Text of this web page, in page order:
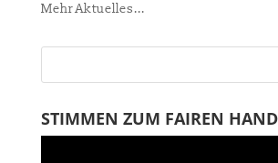
Mehr Aktuelles...
STIMMEN ZUM FAIREN